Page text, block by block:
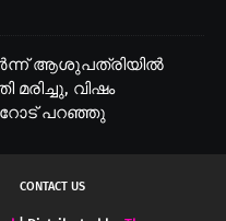
ആശുപത്രിയിൽ
മരിച്ചു, വിഷം
പറഞ്ഞു
CONTACT US